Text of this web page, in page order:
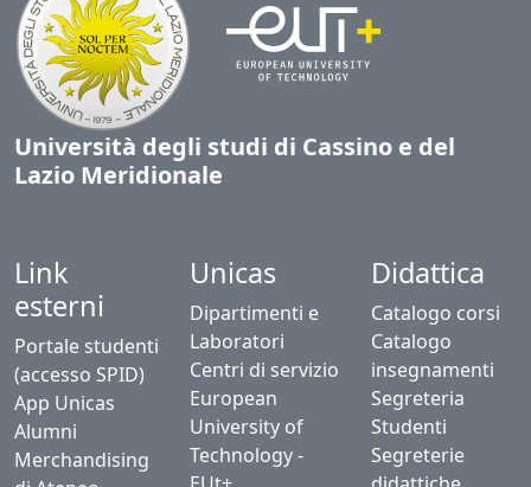
Università degli studi di Cassino e del
Lazio Meridionale
Link
esterni
Portale studenti
(accesso SPID)
App Unicas
Alumni
Merchandising
Unicas
Dipartimenti e
Laboratori
Centri di servizio
European
University of
Technology -
Didattica
Catalogo corsi
Catalogo
insegnamenti
Segreteria
Studenti
Segreterie